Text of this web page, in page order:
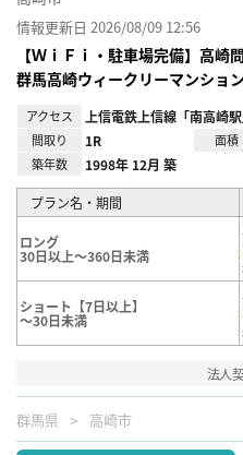
情報更新日 2026/08/09 12:56
【ＷｉＦｉ・駐車場完備】高
群馬高崎ウィークリーマンショ
アクセス 上信電鉄上信線「南高崎駅
間取り 1R 面積
築年数 1998年 12月 築
プラン名・期間
ロング
30日以上～360日未満
ショート【7日以上】
～30日未満
法人
群馬県 高崎市